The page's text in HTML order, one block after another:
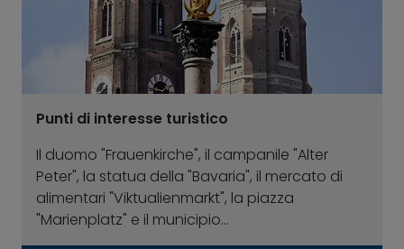
Punti di interesse turistico
Il duomo "Frauenkirche", il campanile "Alter
Peter", la statua della "Bavaria", il mercato di
alimentari "Viktualienmarkt", la piazza
"Marienplatz" e il municipio...